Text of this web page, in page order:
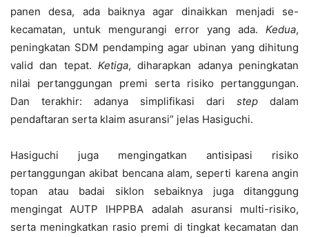
panen desa, ada baiknya agar dinaikkan menjadi se-
kecamatan, untuk mengurangi error yang ada. Kedua,
peningkatan SDM pendamping agar ubinan yang dihitung
valid dan tepat. Ketiga, diharapkan adanya peningkatan
nilai pertanggungan premi serta risiko pertanggungan.
Dan terakhir: adanya simplifikasi dari step dalam
pendaftaran serta klaim asuransi” jelas Hasiguchi.
Hasiguchi juga mengingatkan antisipasi risiko
pertanggungan akibat bencana alam, seperti karena angin
topan atau badai siklon sebaiknya juga ditanggung
mengingat AUTP IHPPBA adalah asuransi multi-risiko,
serta meningkatkan rasio premi di tingkat kecamatan dan